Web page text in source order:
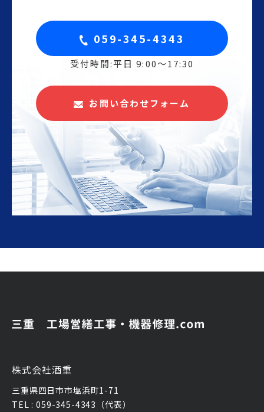
059-345-4343
受付時間:平日 9:00〜17:30
お問い合わせフォーム
株式会社酒重
三重県四日市市塩浜町1-71
TEL : 059-345-4343（代表）